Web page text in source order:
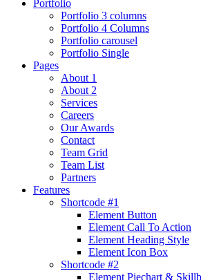
Portfolio
Portfolio 3 columns
Portfolio 4 Columns
Portfolio carousel
Portfolio Single
Pages
About 1
About 2
Services
Careers
Our Awards
Contact
Team Grid
Team List
Partners
Features
Shortcode #1
Element Button
Element Call To Action
Element Heading Style
Element Icon Box
Shortcode #2
Element Piechart &